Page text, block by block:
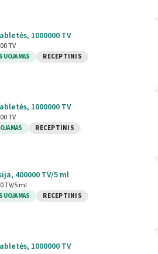
1000000 TV
TV
RECEPTINIS
1000000 TV
TV
RECEPTINIS
400000 TV/5 ml
TV/5 ml
RECEPTINIS
1000000 TV